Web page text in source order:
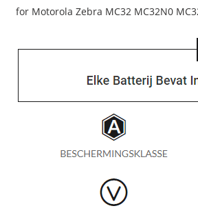
for Motorola Zebra MC32 MC32N0